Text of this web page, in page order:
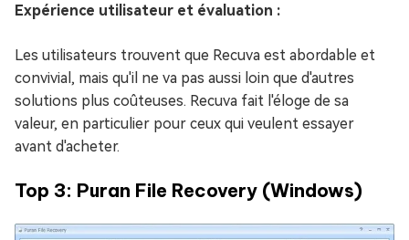
Expérience utilisateur et évaluation :
Les utilisateurs trouvent que Recuva est abordable et
convivial, mais qu'il ne va pas aussi loin que d'autres
solutions plus coûteuses. Recuva fait l'éloge de sa
valeur, en particulier pour ceux qui veulent essayer
avant d'acheter.
Top 3: Puran File Recovery (Windows)